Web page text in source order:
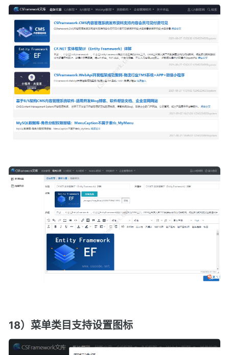
18）菜单类目支持设置图标